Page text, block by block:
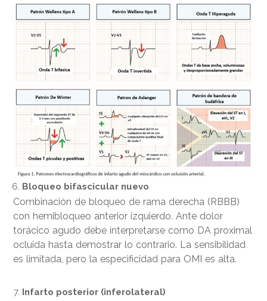
Bloqueo bifascicular nuevo
Combinación de bloqueo de rama derecha (RBBB)
con hemibloqueo anterior izquierdo. Ante dolor
torácico agudo debe interpretarse como DA proximal
ocluida hasta demostrar lo contrario. La sensibilidad
es limitada, pero la especificidad para OMI es alta.
Infarto posterior (inferolateral)